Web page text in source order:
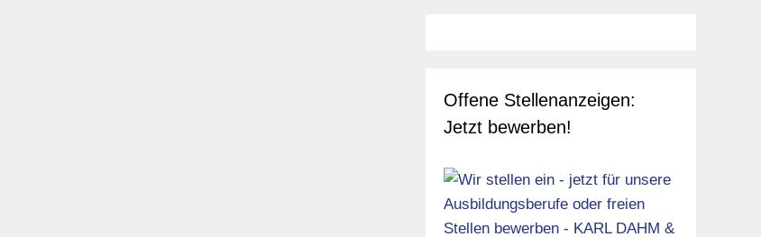
Offene Stellenanzeigen:
Jetzt bewerben!